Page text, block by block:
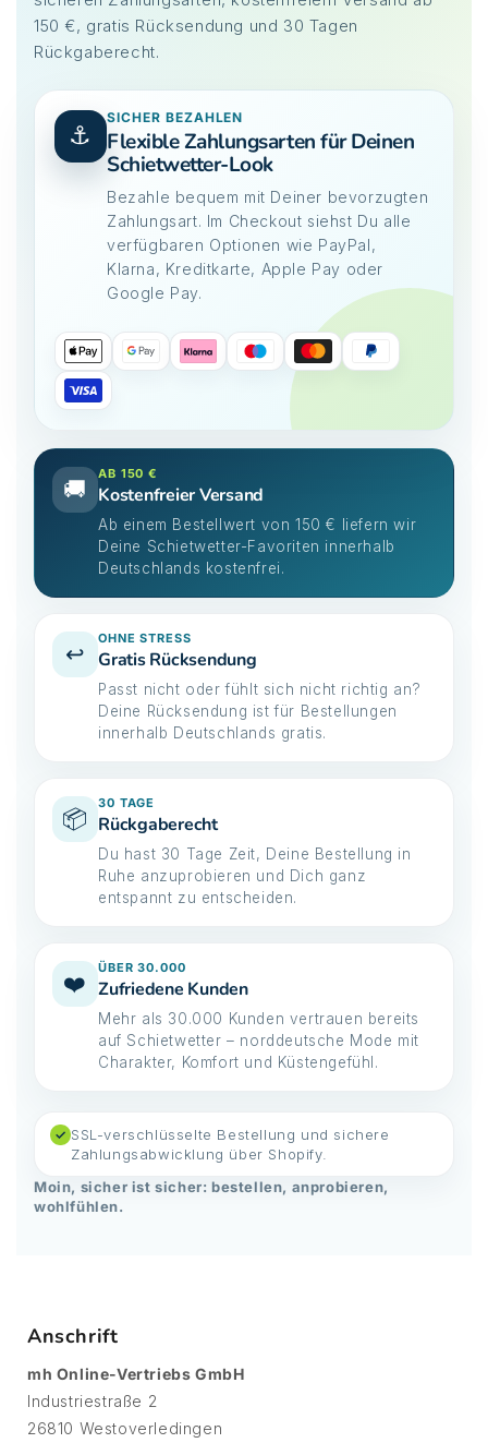
150 €, gratis Rücksendung und 30 Tagen
Rückgaberecht.
⚓
SICHER BEZAHLEN
Flexible Zahlungsarten für Deinen
Schietwetter-Look
Bezahle bequem mit Deiner bevorzugten
Zahlungsart. Im Checkout siehst Du alle
verfügbaren Optionen wie PayPal,
Klarna, Kreditkarte, Apple Pay oder
Google Pay.
🚚
AB 150 €
Kostenfreier Versand
Ab einem Bestellwert von 150 € liefern wir
Deine Schietwetter-Favoriten innerhalb
Deutschlands kostenfrei.
↩️
OHNE STRESS
Gratis Rücksendung
Passt nicht oder fühlt sich nicht richtig an?
Deine Rücksendung ist für Bestellungen
innerhalb Deutschlands gratis.
📦
30 TAGE
Rückgaberecht
Du hast 30 Tage Zeit, Deine Bestellung in
Ruhe anzuprobieren und Dich ganz
entspannt zu entscheiden.
❤️
ÜBER 30.000
Zufriedene Kunden
Mehr als 30.000 Kunden vertrauen bereits
auf Schietwetter – norddeutsche Mode mit
Charakter, Komfort und Küstengefühl.
✓ SSL-verschlüsselte Bestellung und sichere
Zahlungsabwicklung über Shopify.
Moin, sicher ist sicher: bestellen, anprobieren,
wohlfühlen.
Anschrift
mh Online-Vertriebs GmbH
Industriestraße 2
26810 Westoverledingen